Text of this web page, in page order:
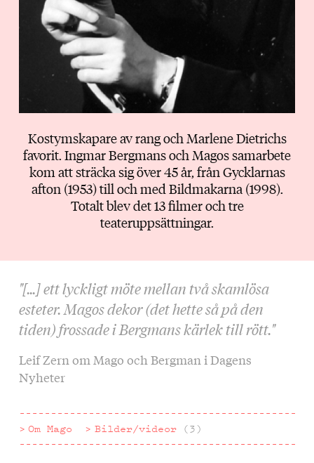
Kostymskapare av rang och Marlene Dietrichs
favorit. Ingmar Bergmans och Magos samarbete
kom att sträcka sig över 45 år, från Gycklarnas
afton (1953) till och med Bildmakarna (1998).
Totalt blev det 13 filmer och tre
teateruppsättningar.
"[...] ett lyckligt möte mellan två skamlösa
esteter. Magos dekor (det hette så på den
tiden) frossade i Bergmans kärlek till rött."
Leif Zern om Mago och Bergman i Dagens
Nyheter
Om Mago Bilder/videor (3)